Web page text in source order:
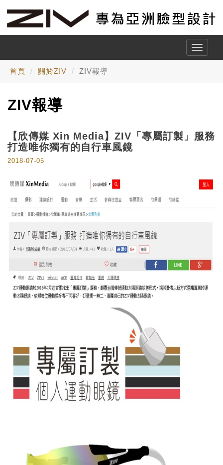
Toggle
首頁 關於ZIV ZIV報導
ZIV報導
【欣傳媒 Xin Media】ZIV「專屬訂製」服務
打造唯你獨有的自行車風鏡
2018-07-05